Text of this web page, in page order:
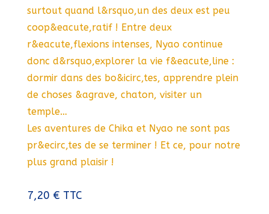
surtout quand l&rsquo,un des deux est peu
coop&eacute,ratif ! Entre deux
r&eacute,flexions intenses, Nyao continue
donc d&rsquo,explorer la vie f&eacute,line :
dormir dans des bo&icirc,tes, apprendre plein
de choses &agrave, chaton, visiter un
temple…
Les aventures de Chika et Nyao ne sont pas
pr&ecirc,tes de se terminer ! Et ce, pour notre
plus grand plaisir !
7,20 € TTC